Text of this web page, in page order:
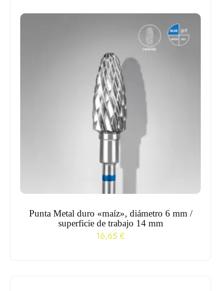
Punta Metal duro «maíz», diámetro 6 mm /
superficie de trabajo 14 mm
16,65 €